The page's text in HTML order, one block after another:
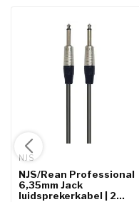
NJS
NJS/Rean Professional
6,35mm Jack
luidsprekerkabel | 2